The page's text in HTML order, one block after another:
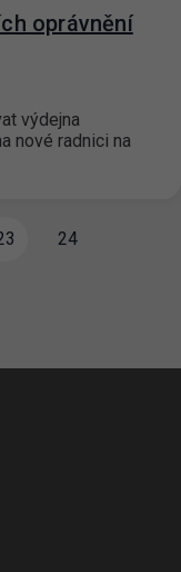
oprávnění
výdejna
nové radnici na
24